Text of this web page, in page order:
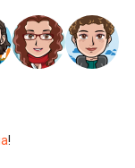
!